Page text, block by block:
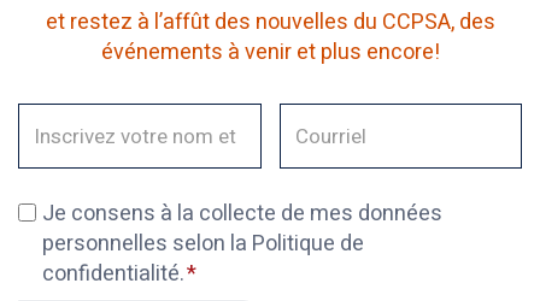
et restez à l’affût des nouvelles du CCPSA, des
événements à venir et plus encore!
Je consens à la collecte de mes données
personnelles selon la Politique de
confidentialité.